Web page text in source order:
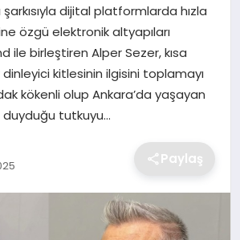
şarkısıyla dijital platformlarda hızla
özgü elektronik altyapıları
ile birleştiren Alper Sezer, kısa
kitlesinin ilgisini toplamayı
kökenli olup Ankara’da yaşayan
duyduğu tutkuyu…
Paylaş